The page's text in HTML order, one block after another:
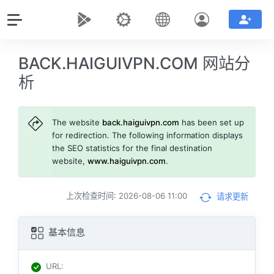
BACK.HAIGUIVPN.COM 网站分
析
The website back.haiguivpn.com has been set up
for redirection. The following information displays
the SEO statistics for the final destination
website,www.haiguivpn.com.
上次检查时间: 2026-08-06 11:00 请求更新
基本信息
URL :